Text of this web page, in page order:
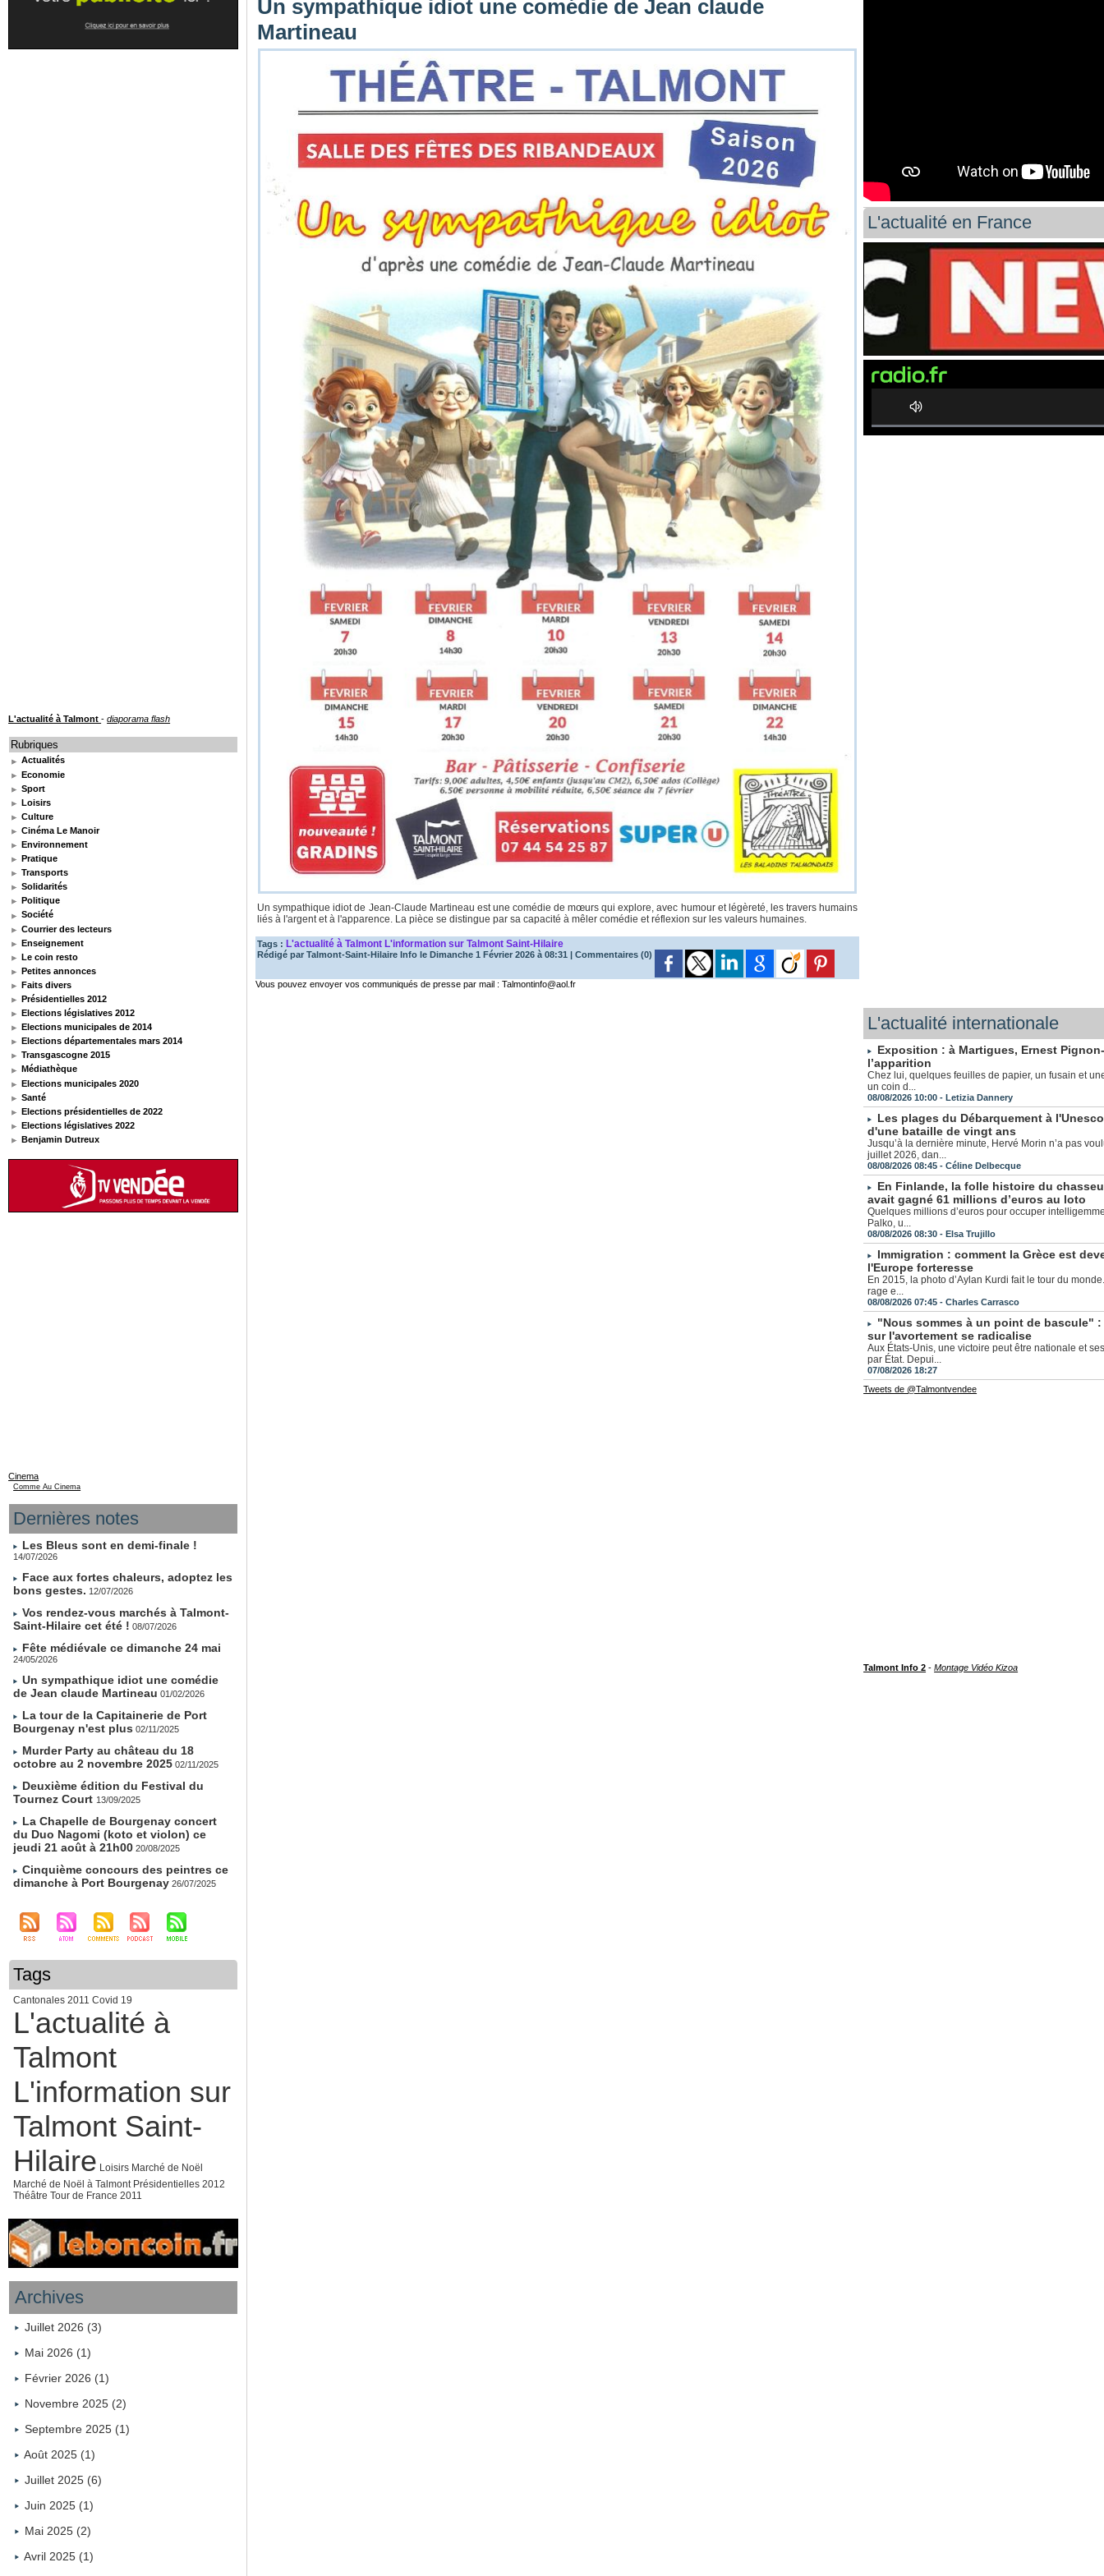
L'actualité à Talmont-diaporama flash
Rubriques
Actualités
Economie
Sport
Loisirs
Culture
Cinéma Le Manoir
Environnement
Pratique
Transports
Solidarités
Politique
Société
Courrier des lecteurs
Enseignement
Le coin resto
Petites annonces
Faits divers
Présidentielles 2012
Elections législatives 2012
Elections municipales de 2014
Elections départementales mars 2014
Transgascogne 2015
Médiathèque
Elections municipales 2020
Santé
Elections présidentielles de 2022
Elections législatives 2022
Benjamin Dutreux
Cinema
Comme Au Cinema
Dernières notes
Les Bleus sont en demi-finale !
14/07/2026
Face aux fortes chaleurs, adoptez les
bons gestes. 12/07/2026
Vos rendez-vous marchés à Talmont-
Saint-Hilaire cet été ! 08/07/2026
Fête médiévale ce dimanche 24 mai
24/05/2026
Un sympathique idiot une comédie
de Jean claude Martineau 01/02/2026
La tour de la Capitainerie de Port
Bourgenay n'est plus 02/11/2025
Murder Party au château du 18
octobre au 2 novembre 2025 02/11/2025
Deuxième édition du Festival du
Tournez Court 13/09/2025
La Chapelle de Bourgenay concert
du Duo Nagomi (koto et violon) ce
jeudi 21 août à 21h00 20/08/2025
Cinquième concours des peintres ce
dimanche à Port Bourgenay 26/07/2025
Tags
Cantonales 2011 Covid 19
L'actualité à
Talmont
L'information sur
Talmont Saint-
Hilaire Loisirs Marché de Noël
Marché de Noël à Talmont Présidentielles 2012
Théâtre Tour de France 2011
Archives
Juillet 2026 (3)
Mai 2026 (1)
Février 2026 (1)
Novembre 2025 (2)
Septembre 2025 (1)
Août 2025 (1)
Juillet 2025 (6)
Juin 2025 (1)
Mai 2025 (2)
Avril 2025 (1)
Un sympathique idiot une comédie de Jean claude
Martineau
Un sympathique idiot de Jean-Claude Martineau est une comédie de mœurs qui explore, avec humour et légèreté, les travers humains
liés à l'argent et à l'apparence. La pièce se distingue par sa capacité à mêler comédie et réflexion sur les valeurs humaines.
Tags : L'actualité à Talmont L'information sur Talmont Saint-Hilaire
Rédigé parTalmont-Saint-Hilaire Info le Dimanche 1 Février 2026 à 08:31 |Commentaires (0)
Vous pouvez envoyer vos communiqués de presse par mail : Talmontinfo@aol.fr
L'actualité en France
0%
L'actualité internationale
Exposition : à Martigues, Ernest
l’apparition
Chez lui, quelques feuilles de papier, un fusain et
un coin d...
08/08/2026 10:00 - Letizia Dannery
Les plages du Débarquement à
d'une bataille de vingt ans
Jusqu’à la dernière minute, Hervé Morin n’a pas
juillet 2026, dan...
08/08/2026 08:45 -Céline Delbecque
En Finlande, la folle histoire du
avait gagné 61 millions d’euros au loto
Quelques millions d’euros pour occuper
Palko, u...
08/08/2026 08:30 - Elsa Trujillo
Immigration : comment la Grèce est
l'Europe forteresse
En 2015, la photo d’Aylan Kurdi fait le tour du
rage e...
08/08/2026 07:45 -Charles Carrasco
"Nous sommes à un point de bascule"
sur l'avortement se radicalise
Aux États-Unis, une victoire peut être nationale et
par État. Depui...
07/08/2026 18:27
Tweets de @Talmontvendee
Talmont Info 2 -Montage Vidéo Kizoa